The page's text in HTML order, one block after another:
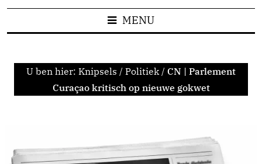
MENU
U ben hier: Knipsels / Politiek / CN | Parlement
Curaçao kritisch op nieuwe gokwet